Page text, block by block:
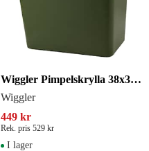
Wiggler Pimpelskrylla 38x37x23cm
Wiggler
449 kr
Rek. pris 529 kr
I lager